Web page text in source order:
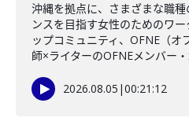
沖縄を拠点に、さまざまな職
ンスを目指す女性のためのワ
ップコミュニティ、OFNE（オ
師×ライターのOFNEメンバー
2026.08.05 |00:21:12